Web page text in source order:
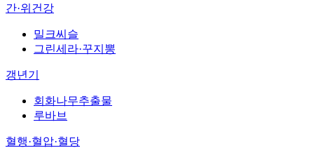
간·위건강
밀크씨슬
그린세라·꾸지뽕
갱년기
회화나무추출물
루바브
혈행·혈압·혈당